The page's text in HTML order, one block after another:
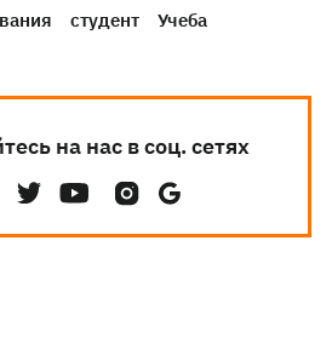
студент Учеба
на нас в соц. сетях